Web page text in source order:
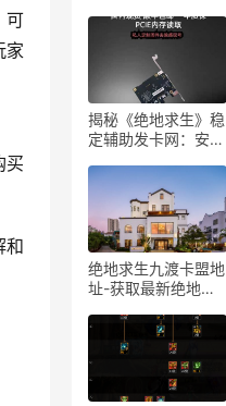
可
家
买
和
货源供应链深度分析
揭秘《绝地求生》稳
定辅助发卡网：安全
生辅助工具发卡网深
度剖析与购买建议
绝地求生九渡卡盟地
址-获取最新绝地求
用教程